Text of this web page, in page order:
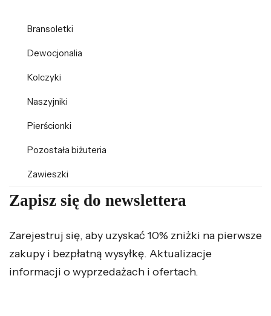
Bransoletki
Dewocjonalia
Kolczyki
Naszyjniki
Pierścionki
Pozostała biżuteria
Zawieszki
Zapisz się do newslettera
Zarejestruj się, aby uzyskać 10% zniżki na pierwsze
zakupy i bezpłatną wysyłkę. Aktualizacje
informacji o wyprzedażach i ofertach.